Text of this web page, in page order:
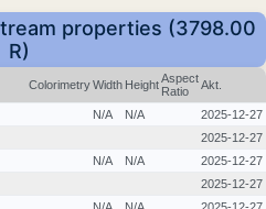
properties (3798.00
R)
ColorimetryWidth HeightAspect
Ratio
Akt.
N/A N/A
2025-12-27
2025-12-27
N/A N/A
2025-12-27
2025-12-27